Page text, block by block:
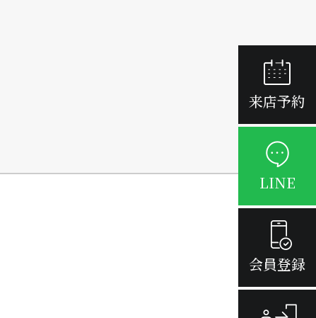
来店予約
LINE
会員登録